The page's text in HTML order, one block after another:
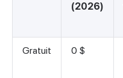
(2026)
Gratuit 0 $